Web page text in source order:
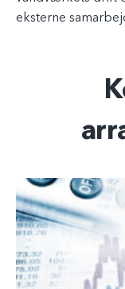
eksterne